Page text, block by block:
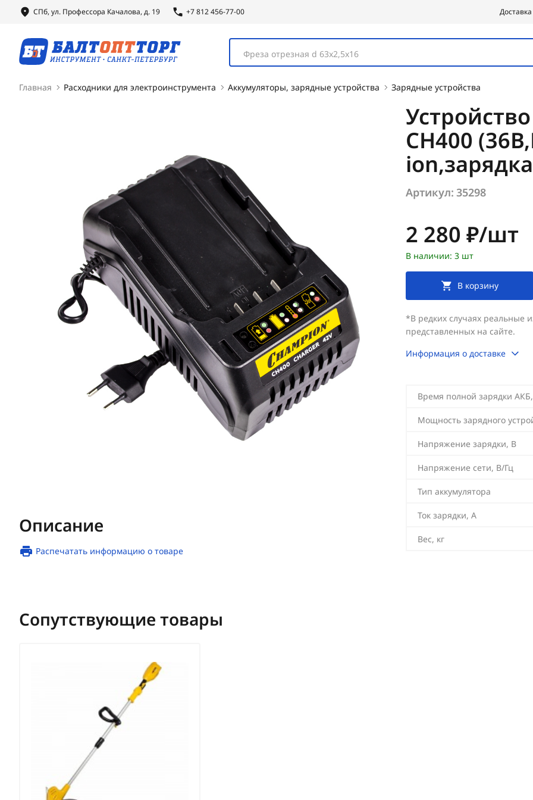
СПб, ул. Профессора Качалова, д. 19 +7 812 456-77-00 Доставка
Фреза отрезная d 63х2,5х16
Главная Расходники для электроинструмента Аккумуляторы, зарядные устройства Зарядные устройства
CH400
Артикул: 35298
Цена:
2 280 ₽/шт
В наличии: 3 шт
В корзину
*В редких случаях реальные
представленных на сайте.
Информация о доставке
Время полной зарядки
Мощность зарядного
Напряжение зарядки, В
Напряжение сети, В/Гц
Тип аккумулятора
Ток зарядки, А
Вес, кг
Описание
Распечатать информацию о товаре
Сопутствующие товары